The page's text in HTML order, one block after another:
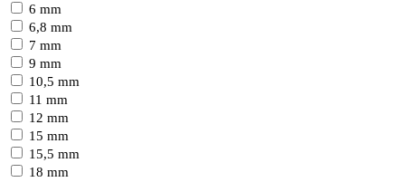
6 mm
6,8 mm
7 mm
9 mm
10,5 mm
11 mm
12 mm
15 mm
15,5 mm
18 mm